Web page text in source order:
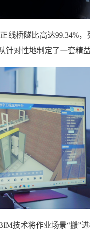
线桥隧比高达99.34%
对性地制定了一套精
技术将作业场景“搬”